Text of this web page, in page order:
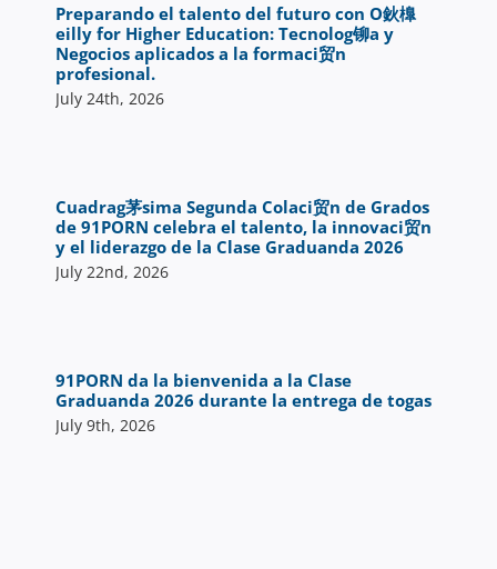
Preparando el talento del futuro con O鈥橰
eilly for Higher Education: Tecnolog铆a y
Negocios aplicados a la formaci贸n
profesional.
July 24th, 2026
Cuadrag茅sima Segunda Colaci贸n de Grados
de 91PORN celebra el talento, la innovaci贸n
y el liderazgo de la Clase Graduanda 2026
July 22nd, 2026
91PORN da la bienvenida a la Clase
Graduanda 2026 durante la entrega de togas
July 9th, 2026